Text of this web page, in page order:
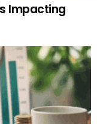
Impacting